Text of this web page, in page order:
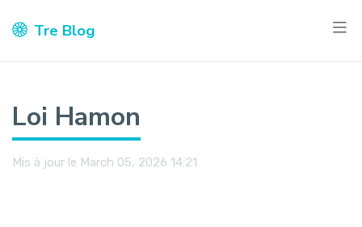
Tre Blog
Loi Hamon
Mis à jour le March 05, 2026 14:21